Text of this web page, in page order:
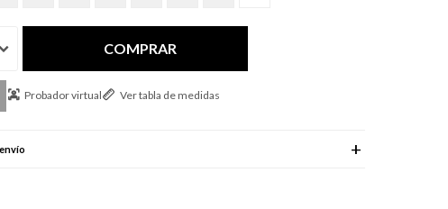
COMPRAR
Probador virtual Ver tabla de medidas